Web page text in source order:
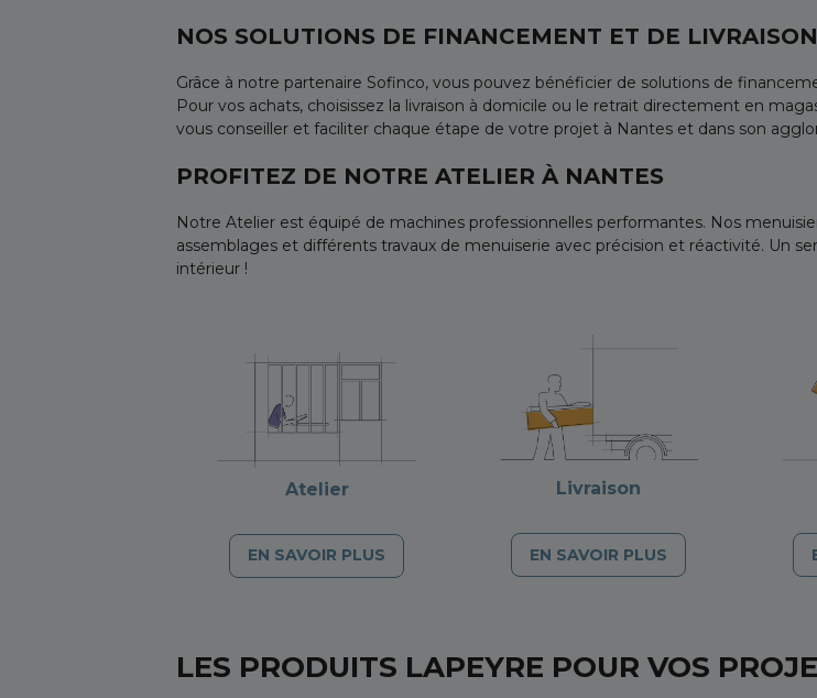
NOS SOLUTIONS DE FINANCEMENT ET DE LIVRAISON
Grâce à notre partenaire Sofinco, vous pouvez bénéficier de solutions de
Pour vos achats, choisissez la livraison à domicile ou le retrait directement en
vous conseiller et faciliter chaque étape de votre projet à Nantes et dans son
PROFITEZ DE NOTRE ATELIER À NANTES
Notre Atelier est équipé de machines professionnelles performantes. Nos
assemblages et différents travaux de menuiserie avec précision et réactivité. Un
intérieur !
Atelier
EN SAVOIR PLUS
Livraison
EN SAVOIR PLUS
LES PRODUITS LAPEYRE POUR VOS